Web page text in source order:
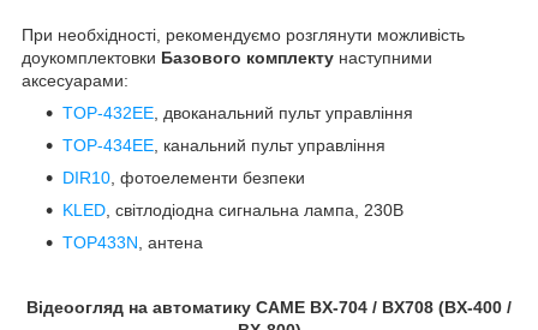
При необхідності, рекомендуємо розглянути можливість
доукомплектовки Базового комплекту наступними
аксесуарами:
TOP-432EE , двоканальний пульт управління
TOP-434EE , канальний пульт управління
DIR10 , фотоелементи безпеки
KLED , світлодіодна сигнальна лампа, 230В
TOP433N , антена
Відеоогляд на автоматику CAME BX-704 / BX708 (BX-400 /